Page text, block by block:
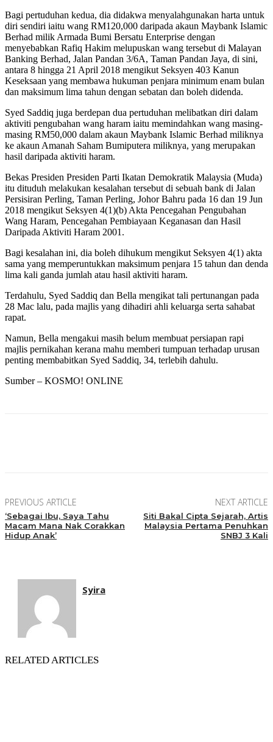
Bagi pertuduhan kedua, dia didakwa menyalahgunakan harta untuk
diri sendiri iaitu wang RM120,000 daripada akaun Maybank Islamic
Berhad milik Armada Bumi Bersatu Enterprise dengan
menyebabkan Rafiq Hakim melupuskan wang tersebut di Malayan
Banking Berhad, Jalan Pandan 3/6A, Taman Pandan Jaya, di sini,
antara 8 hingga 21 April 2018 mengikut Seksyen 403 Kanun
Keseksaan yang membawa hukuman penjara minimum enam bulan
dan maksimum lima tahun dengan sebatan dan boleh didenda.
Syed Saddiq juga berdepan dua pertuduhan melibatkan diri dalam
aktiviti pengubahan wang haram iaitu memindahkan wang masing-
masing RM50,000 dalam akaun Maybank Islamic Berhad miliknya
ke akaun Amanah Saham Bumiputera miliknya, yang merupakan
hasil daripada aktiviti haram.
Bekas Presiden Presiden Parti Ikatan Demokratik Malaysia (Muda)
itu dituduh melakukan kesalahan tersebut di sebuah bank di Jalan
Persisiran Perling, Taman Perling, Johor Bahru pada 16 dan 19 Jun
2018 mengikut Seksyen 4(1)(b) Akta Pencegahan Pengubahan
Wang Haram, Pencegahan Pembiayaan Keganasan dan Hasil
Daripada Aktiviti Haram 2001.
Bagi kesalahan ini, dia boleh dihukum mengikut Seksyen 4(1) akta
sama yang memperuntukkan maksimum penjara 15 tahun dan denda
lima kali ganda jumlah atau hasil aktiviti haram.
Terdahulu, Syed Saddiq dan Bella mengikat tali pertunangan pada
28 Mac lalu, pada majlis yang dihadiri ahli keluarga serta sahabat
rapat.
Namun, Bella mengakui masih belum membuat persiapan rapi
majlis pernikahan kerana mahu memberi tumpuan terhadap urusan
penting membabitkan Syed Saddiq, 34, terlebih dahulu.
Sumber – KOSMO! ONLINE
PREVIOUS ARTICLE
‘Sebagai Ibu, Saya Tahu
Macam Mana Nak Corakkan
Hidup Anak’
NEXT ARTICLE
Siti Bakal Cipta Sejarah, Artis
Malaysia Pertama Penuhkan
SNBJ 3 Kali
Syira
RELATED ARTICLES